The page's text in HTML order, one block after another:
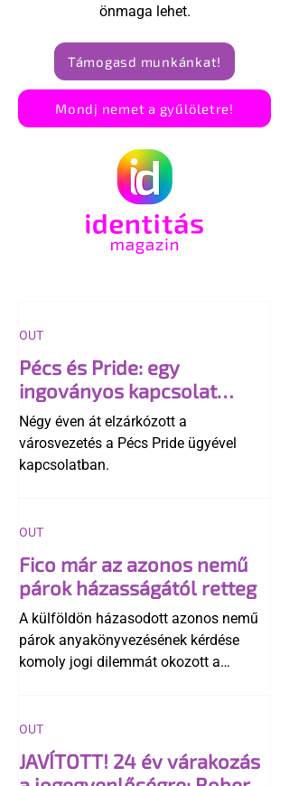
önmaga lehet.
Támogasd munkánkat!
Mondj nemet a gyűlöletre!
Pécs és Pride: egy
ingoványos kapcsolat
története
Négy éven át elzárkózott a
városvezetés a Pécs Pride ügyével
kapcsolatban.
OUT
Fico már az azonos nemű
párok házasságától retteg
A külföldön házasodott azonos nemű
párok anyakönyvezésének kérdése
komoly jogi dilemmát okozott a
egyértelműen tiltja a házasságuk
elismerését. Közben az ellenzéken belül
is vita robbant ki arról, hogy vissza
OUT
JAVÍTOTT! 24 év várakozás
OUT